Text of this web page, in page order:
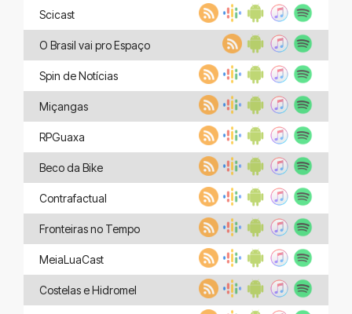
Scicast
O Brasil vai pro Espaço
Spin de Notícias
Miçangas
RPGuaxa
Beco da Bike
Contrafactual
Fronteiras no Tempo
MeiaLuaCast
Costelas e Hidromel